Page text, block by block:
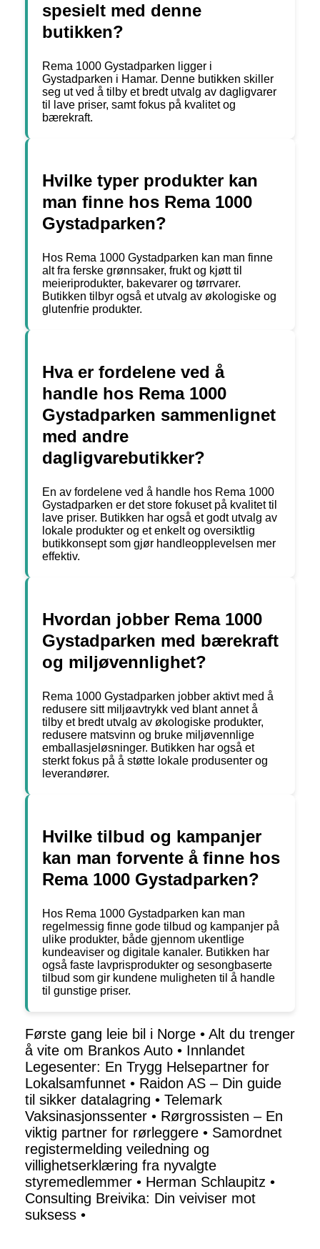
spesielt med denne
butikken?
Rema 1000 Gystadparken ligger i
Gystadparken i Hamar. Denne butikken skiller
seg ut ved å tilby et bredt utvalg av dagligvarer
til lave priser, samt fokus på kvalitet og
bærekraft.
Hvilke typer produkter kan
man finne hos Rema 1000
Gystadparken?
Hos Rema 1000 Gystadparken kan man finne
alt fra ferske grønnsaker, frukt og kjøtt til
meieriprodukter, bakevarer og tørrvarer.
Butikken tilbyr også et utvalg av økologiske og
glutenfrie produkter.
Hva er fordelene ved å
handle hos Rema 1000
Gystadparken sammenlignet
med andre
dagligvarebutikker?
En av fordelene ved å handle hos Rema 1000
Gystadparken er det store fokuset på kvalitet til
lave priser. Butikken har også et godt utvalg av
lokale produkter og et enkelt og oversiktlig
butikkonsept som gjør handleopplevelsen mer
effektiv.
Hvordan jobber Rema 1000
Gystadparken med bærekraft
og miljøvennlighet?
Rema 1000 Gystadparken jobber aktivt med å
redusere sitt miljøavtrykk ved blant annet å
tilby et bredt utvalg av økologiske produkter,
redusere matsvinn og bruke miljøvennlige
emballasjeløsninger. Butikken har også et
sterkt fokus på å støtte lokale produsenter og
leverandører.
Hvilke tilbud og kampanjer
kan man forvente å finne hos
Rema 1000 Gystadparken?
Hos Rema 1000 Gystadparken kan man
regelmessig finne gode tilbud og kampanjer på
ulike produkter, både gjennom ukentlige
kundeaviser og digitale kanaler. Butikken har
også faste lavprisprodukter og sesongbaserte
tilbud som gir kundene muligheten til å handle
til gunstige priser.
Første gang leie bil i Norge • Alt du trenger
å vite om Brankos Auto • Innlandet
Legesenter: En Trygg Helsepartner for
Lokalsamfunnet • Raidon AS – Din guide
til sikker datalagring • Telemark
Vaksinasjonssenter • Rørgrossisten – En
viktig partner for rørleggere • Samordnet
registermelding veiledning og
villighetserklæring fra nyvalgte
styremedlemmer • Herman Schlaupitz •
Consulting Breivika: Din veiviser mot
suksess •